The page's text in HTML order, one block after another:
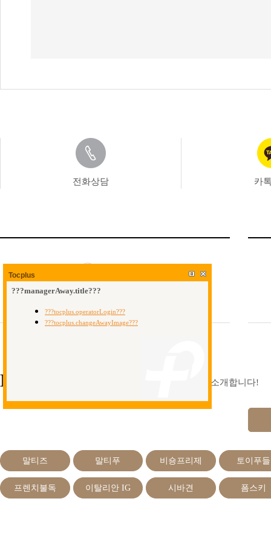
전화상담 카
MALL 분양중인 아이들을 소개합니다!
말티즈 말티푸 비숑프리제 토이푸들
프렌치불독 이탈리안 IG 시바견 폼스키
Tocplus